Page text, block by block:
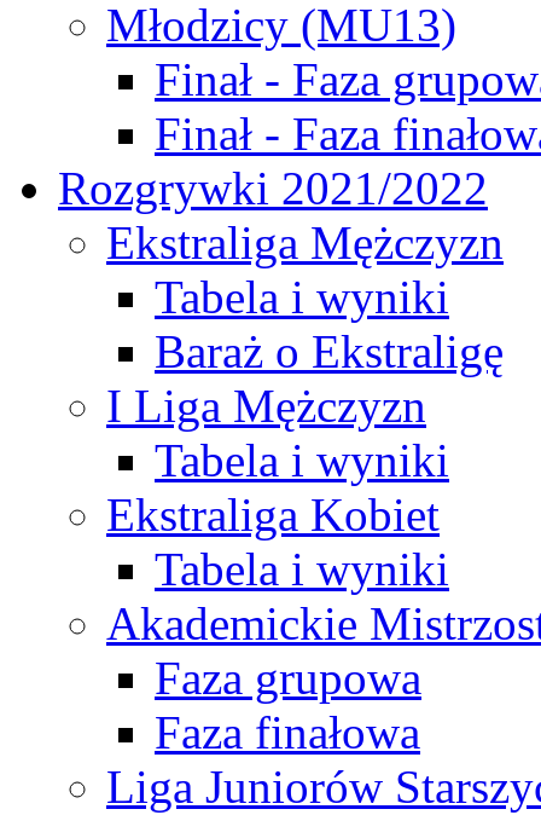
Młodzicy (MU13)
Finał - Faza
Finał - Faza
Rozgrywki 2021/2022
Ekstraliga Mężczyzn
Tabela i wyniki
Baraż o Ekstraligę
I Liga Mężczyzn
Tabela i wyniki
Ekstraliga Kobiet
Tabela i wyniki
Akademickie
Faza grupowa
Faza finałowa
Liga Juniorów